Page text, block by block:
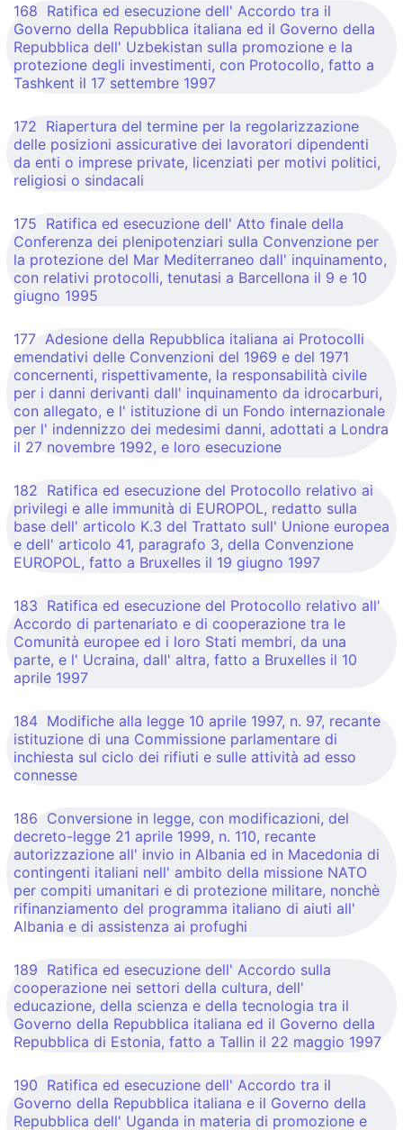
168 Ratifica ed esecuzione dell' Accordo tra il
Governo della Repubblica italiana ed il Governo della
Repubblica dell' Uzbekistan sulla promozione e la
protezione degli investimenti, con Protocollo, fatto a
Tashkent il 17 settembre 1997
172 Riapertura del termine per la regolarizzazione
delle posizioni assicurative dei lavoratori dipendenti
da enti o imprese private, licenziati per motivi politici,
religiosi o sindacali
175 Ratifica ed esecuzione dell' Atto finale della
Conferenza dei plenipotenziari sulla Convenzione per
la protezione del Mar Mediterraneo dall' inquinamento,
con relativi protocolli, tenutasi a Barcellona il 9 e 10
giugno 1995
177 Adesione della Repubblica italiana ai Protocolli
emendativi delle Convenzioni del 1969 e del 1971
concernenti, rispettivamente, la responsabilità civile
per i danni derivanti dall' inquinamento da idrocarburi,
con allegato, e l' istituzione di un Fondo internazionale
per l' indennizzo dei medesimi danni, adottati a Londra
il 27 novembre 1992, e loro esecuzione
182 Ratifica ed esecuzione del Protocollo relativo ai
privilegi e alle immunità di EUROPOL, redatto sulla
base dell' articolo K.3 del Trattato sull' Unione europea
e dell' articolo 41, paragrafo 3, della Convenzione
EUROPOL, fatto a Bruxelles il 19 giugno 1997
183 Ratifica ed esecuzione del Protocollo relativo all'
Accordo di partenariato e di cooperazione tra le
Comunità europee ed i loro Stati membri, da una
parte, e l' Ucraina, dall' altra, fatto a Bruxelles il 10
aprile 1997
184 Modifiche alla legge 10 aprile 1997, n. 97, recante
istituzione di una Commissione parlamentare di
inchiesta sul ciclo dei rifiuti e sulle attività ad esso
connesse
186 Conversione in legge, con modificazioni, del
decreto-legge 21 aprile 1999, n. 110, recante
autorizzazione all' invio in Albania ed in Macedonia di
contingenti italiani nell' ambito della missione NATO
per compiti umanitari e di protezione militare, nonchè
rifinanziamento del programma italiano di aiuti all'
Albania e di assistenza ai profughi
189 Ratifica ed esecuzione dell' Accordo sulla
cooperazione nei settori della cultura, dell'
educazione, della scienza e della tecnologia tra il
Governo della Repubblica italiana ed il Governo della
Repubblica di Estonia, fatto a Tallin il 22 maggio 1997
190 Ratifica ed esecuzione dell' Accordo tra il
Governo della Repubblica italiana e il Governo della
Repubblica dell' Uganda in materia di promozione e